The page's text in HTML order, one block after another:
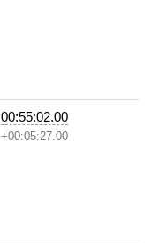
00:55:02.00
+00:05:27.00